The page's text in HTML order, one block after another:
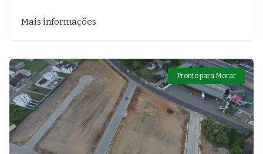
Mais informações
Pronto para Morar